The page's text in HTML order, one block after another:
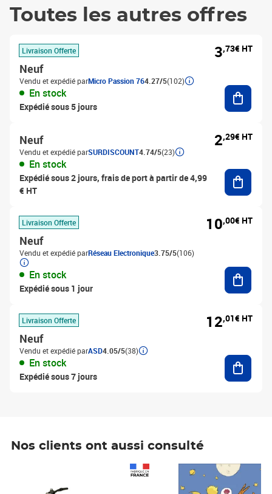
Toutes les autres offres
Livraison Offerte
Neuf
Vendu et expédié parMicro Passion 764.27/5(102)
En stock
Expédié sous 5 jours
3,73€ HT
Neuf
Vendu et expédié parSURDISCOUNT4.74/5(23)
En stock
Expédié sous 2 jours, frais de port à partir de 4,99
€ HT
2,29€ HT
Livraison Offerte
Neuf
Vendu et expédié parRéseau Electronique3.75/5(106)
En stock
Expédié sous 1 jour
10,00€ HT
Livraison Offerte
Neuf
Vendu et expédié parASD4.05/5(38)
En stock
Expédié sous 7 jours
12,01€ HT
Nos clients ont aussi consulté
Prix 6,25€ HT